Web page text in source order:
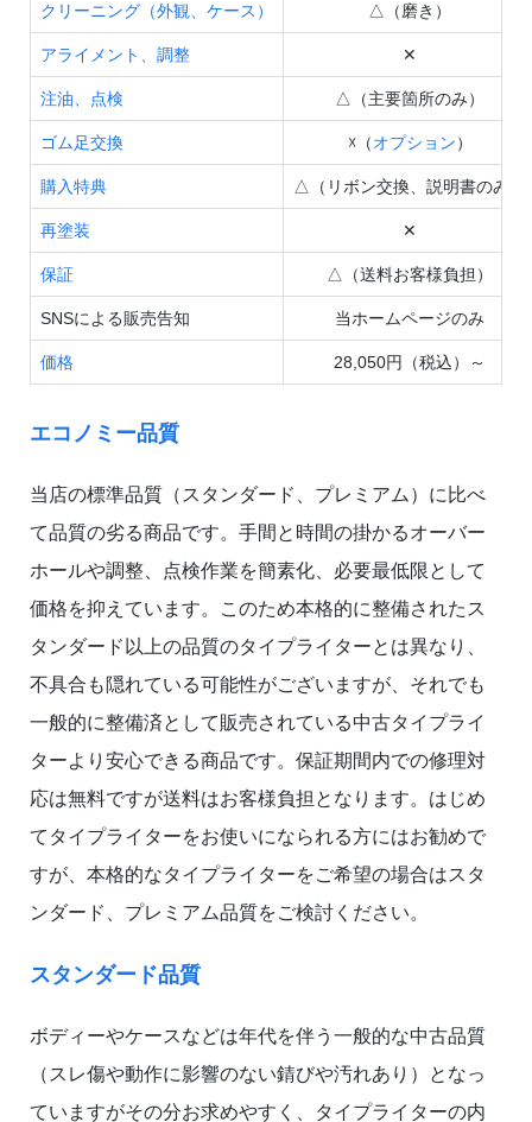
クリーニング（外観、ケース） △（磨き）
アライメント、調整 ✕
注油、点検 △（主要箇所のみ）
ゴム足交換 ☓（オプション）
購入特典 △（リボン交換、説明書のみ）
再塗装 ✕
保証 △（送料お客様負担）
SNSによる販売告知 当ホームページのみ
価格 28,050円（税込）～
エコノミー品質
当店の標準品質（スタンダード、プレミアム）に比べ
て品質の劣る商品です。手間と時間の掛かるオーバー
ホールや調整、点検作業を簡素化、必要最低限として
価格を抑えています。このため本格的に整備されたス
タンダード以上の品質のタイプライターとは異なり、
不具合も隠れている可能性がございますが、それでも
一般的に整備済として販売されている中古タイプライ
ターより安心できる商品です。保証期間内での修理対
応は無料ですが送料はお客様負担となります。はじめ
てタイプライターをお使いになられる方にはお勧めで
すが、本格的なタイプライターをご希望の場合はスタ
ンダード、プレミアム品質をご検討ください。
スタンダード品質
ボディーやケースなどは年代を伴う一般的な中古品質
（スレ傷や動作に影響のない錆びや汚れあり）となっ
ていますがその分お求めやすく、タイプライターの内